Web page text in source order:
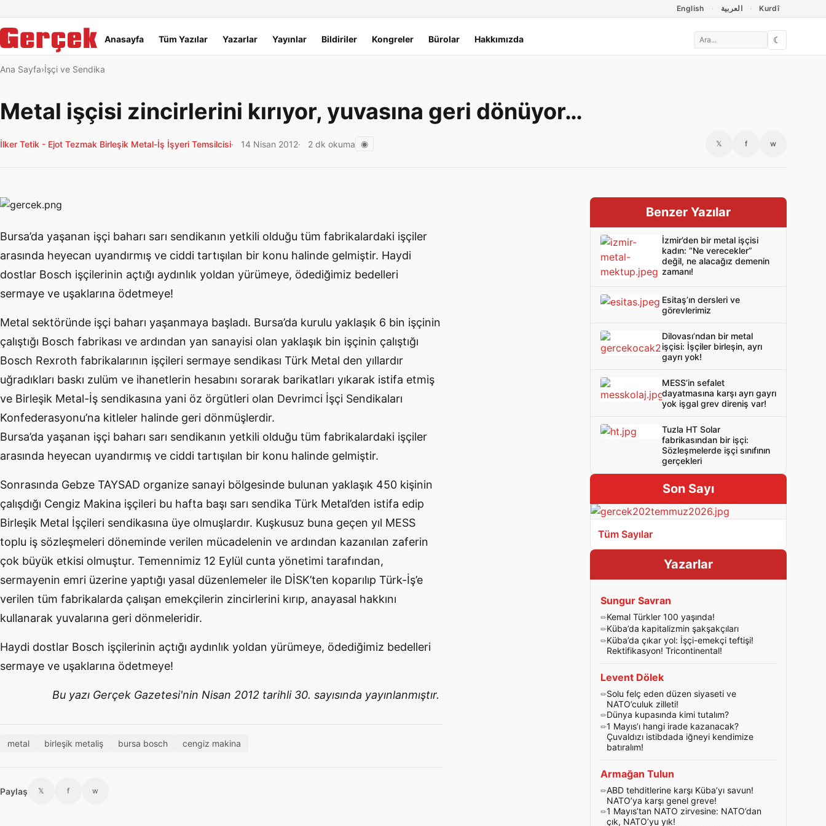
English العربية Kurdî
Ana menü
Anasayfa Tüm Yazılar Yazarlar Yayınlar Bildiriler Kongreler Bürolar Hakkımızda ☾
Ana Sayfa İşçi ve Sendika
Metal işçisi zincirlerini kırıyor, yuvasına geri dönüyor…
İlker Tetik - Ejot Tezmak Birleşik Metal-İş İşyeri Temsilcisi 14 Nisan 2012 2 dk okuma ◉ 𝕏 f w
Bursa’da yaşanan işçi baharı sarı sendikanın yetkili olduğu tüm fabrikalardaki işçiler
arasında heyecan uyandırmış ve ciddi tartışılan bir konu halinde gelmiştir. Haydi
dostlar Bosch işçilerinin açtığı aydınlık yoldan yürümeye, ödediğimiz bedelleri
sermaye ve uşaklarına ödetmeye!
Metal sektöründe işçi baharı yaşanmaya başladı. Bursa’da kurulu yaklaşık 6 bin işçinin
çalıştığı Bosch fabrikası ve ardından yan sanayisi olan yaklaşık bin işçinin çalıştığı
Bosch Rexroth fabrikalarının işçileri sermaye sendikası Türk Metal den yıllardır
uğradıkları baskı zulüm ve ihanetlerin hesabını sorarak barikatları yıkarak istifa etmiş
ve Birleşik Metal-İş sendikasına yani öz örgütleri olan Devrimci İşçi Sendikaları
Konfederasyonu’na kitleler halinde geri dönmüşlerdir.
Bursa’da yaşanan işçi baharı sarı sendikanın yetkili olduğu tüm fabrikalardaki işçiler
arasında heyecan uyandırmış ve ciddi tartışılan bir konu halinde gelmiştir.
Sonrasında Gebze TAYSAD organize sanayi bölgesinde bulunan yaklaşık 450 kişinin
çalışdığı Cengiz Makina işçileri bu hafta başı sarı sendika Türk Metal’den istifa edip
Birleşik Metal İşçileri sendikasına üye olmuşlardır. Kuşkusuz buna geçen yıl MESS
toplu iş sözleşmeleri döneminde verilen mücadelenin ve ardından kazanılan zaferin
çok büyük etkisi olmuştur. Temennimiz 12 Eylül cunta yönetimi tarafından,
sermayenin emri üzerine yaptığı yasal düzenlemeler ile DİSK’ten koparılıp Türk-İş’e
verilen tüm fabrikalarda çalışan emekçilerin zincirlerini kırıp, anayasal hakkını
kullanarak yuvalarına geri dönmeleridir.
Haydi dostlar Bosch işçilerinin açtığı aydınlık yoldan yürümeye, ödediğimiz bedelleri
sermaye ve uşaklarına ödetmeye!
Bu yazı Gerçek Gazetesi'nin Nisan 2012 tarihli 30. sayısında yayınlanmıştır.
metal birleşik metaliş bursa bosch cengiz makina
Paylaş 𝕏 f w
Benzer Yazılar
İzmir’den bir metal işçisi
kadın: “Ne verecekler”
değil, ne alacağız demenin
zamanı!
Esitaş’ın dersleri ve
görevlerimiz
Dilovası’ndan bir metal
işçisi: İşçiler birleşin, ayrı
gayrı yok!
MESS’in sefalet
dayatmasına karşı ayrı gayrı
yok işgal grev direniş var!
Tuzla HT Solar
fabrikasından bir işçi:
Sözleşmelerde işçi sınıfının
gerçekleri
Son Sayı
Tüm Sayılar
Yazarlar
Sungur Savran
Kemal Türkler 100 yaşında!
Küba’da kapitalizmin şakşakçıları
Küba’da çıkar yol: İşçi-emekçi teftişi!
Rektifikasyon! Tricontinental!
Levent Dölek
Solu felç eden düzen siyaseti ve
NATO’culuk zilleti!
Dünya kupasında kimi tutalım?
1 Mayıs’ı hangi irade kazanacak?
Çuvaldızı istibdada iğneyi kendimize
batıralım!
Armağan Tulun
ABD tehditlerine karşı Küba’yı savun!
NATO’ya karşı genel greve!
1 Mayıs’tan NATO zirvesine: NATO’dan
çık, NATO’yu yık!